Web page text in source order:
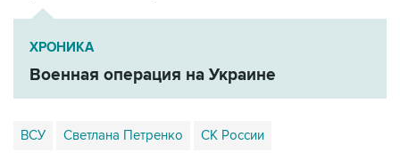
ХРОНИКА
Военная операция на Украине
ВСУ Светлана Петренко СК России